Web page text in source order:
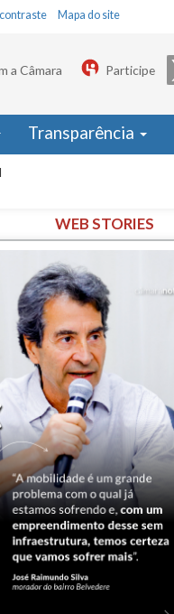
Mapa do site
a Câmara Participe
Transparência
WEB STORIES